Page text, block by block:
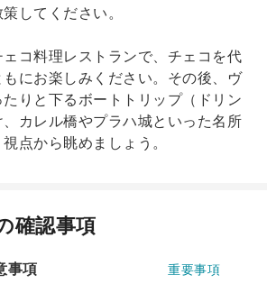
してください。
コ料理レストランで、チェコを代
にお楽しみください。その後、ヴ
りと下るボートトリップ（ドリン
カレル橋やプラハ城といった名所
点から眺めましょう。
確認事項
事項 重要事項